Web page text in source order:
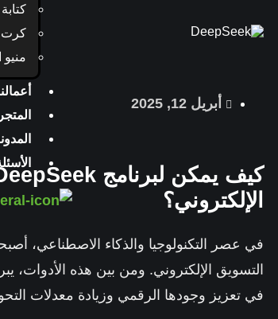
كرت
منيو
المتجر
أبريل 12, 2025
الإلكتروني؟
في عصر التكنولوجيا والذكاء الاصطناعي،
التسويق الإلكتروني. ومن بين هذه الأدوات،
في تعزيز وجودها الرقمي وزيادة معدلات